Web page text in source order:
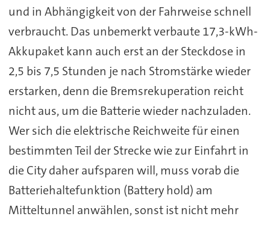
und in Abhängigkeit von der Fahrweise schnell
verbraucht. Das unbemerkt verbaute 17,3-kWh-
Akkupaket kann auch erst an der Steckdose in
2,5 bis 7,5 Stunden je nach Stromstärke wieder
erstarken, denn die Bremsrekuperation reicht
nicht aus, um die Batterie wieder nachzuladen.
Wer sich die elektrische Reichweite für einen
bestimmten Teil der Strecke wie zur Einfahrt in
die City daher aufsparen will, muss vorab die
Batteriehaltefunktion (Battery hold) am
Mitteltunnel anwählen, sonst ist nicht mehr